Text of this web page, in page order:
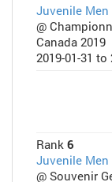
Juvenile Men
@
Canada 2019
2019-01-31 to
Rank 6
Juvenile Men
@ Souvenir